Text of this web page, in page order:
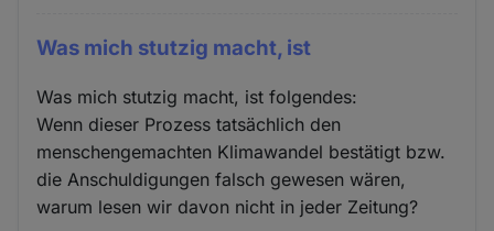
Was mich stutzig macht, ist
Was mich stutzig macht, ist folgendes:
Wenn dieser Prozess tatsächlich den
menschengemachten Klimawandel bestätigt bzw.
die Anschuldigungen falsch gewesen wären,
warum lesen wir davon nicht in jeder Zeitung?